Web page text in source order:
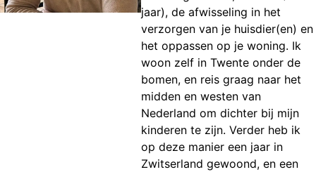
jaar), de afwisseling in het
verzorgen van je huisdier(en) en
het oppassen op je woning. Ik
woon zelf in Twente onder de
bomen, en reis graag naar het
midden en westen van
Nederland om dichter bij mijn
kinderen te zijn. Verder heb ik
op deze manier een jaar in
Zwitserland gewoond, en een